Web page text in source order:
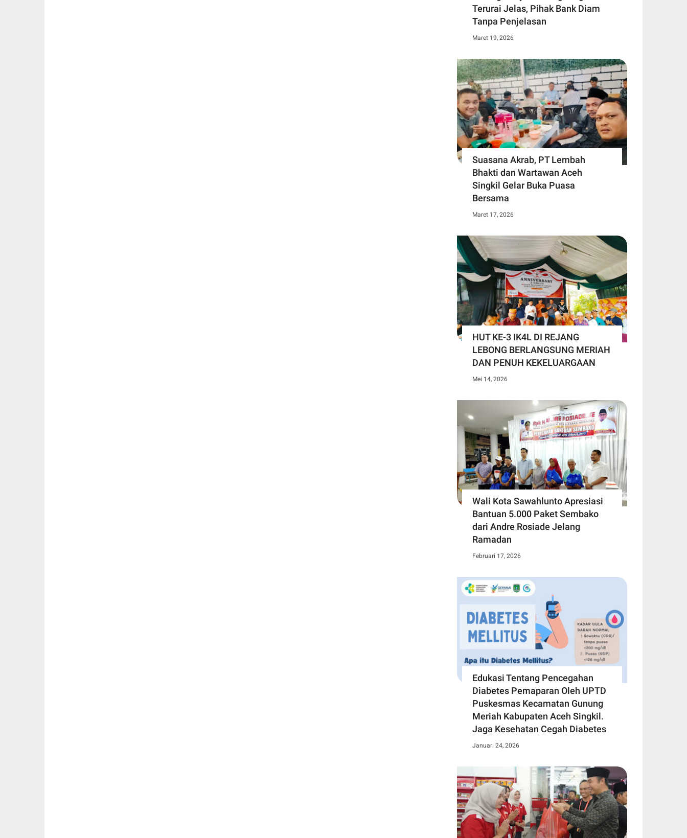
Terurai Jelas, Pihak Bank Diam
Tanpa Penjelasan
Maret 19, 2026
Suasana Akrab, PT Lembah
Bhakti dan Wartawan Aceh
Singkil Gelar Buka Puasa
Bersama
Maret 17, 2026
HUT KE-3 IK4L DI REJANG
LEBONG BERLANGSUNG MERIAH
DAN PENUH KEKELUARGAAN
Mei 14, 2026
Wali Kota Sawahlunto Apresiasi
Bantuan 5.000 Paket Sembako
dari Andre Rosiade Jelang
Ramadan
Februari 17, 2026
Edukasi Tentang Pencegahan
Diabetes Pemaparan Oleh UPTD
Puskesmas Kecamatan Gunung
Meriah Kabupaten Aceh Singkil.
Jaga Kesehatan Cegah Diabetes
Januari 24, 2026